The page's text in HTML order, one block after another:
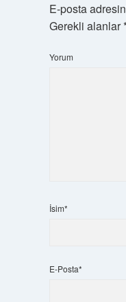
E-posta
Gerekli alanlar
Yorum
İsim*
E-Posta*